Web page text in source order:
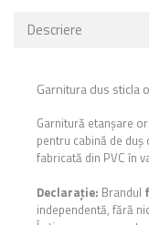
Descriere
Garnitura dus sticla
Garnitură etanșare
pentru cabină de
fabricată din PVC în
Declarație: Brandul
independentă, fără